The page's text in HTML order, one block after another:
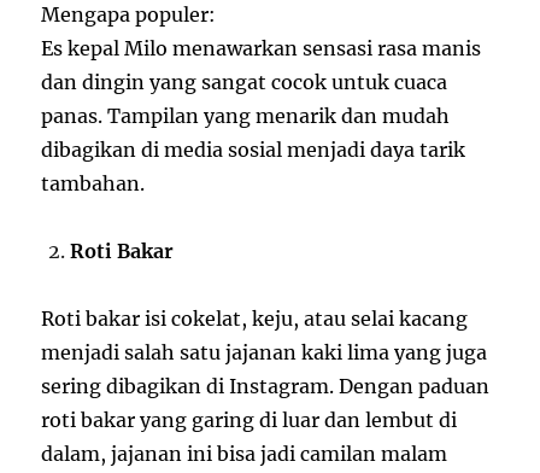
Mengapa populer:
Es kepal Milo menawarkan sensasi rasa manis
dan dingin yang sangat cocok untuk cuaca
panas. Tampilan yang menarik dan mudah
dibagikan di media sosial menjadi daya tarik
tambahan.
Roti Bakar
Roti bakar isi cokelat, keju, atau selai kacang
menjadi salah satu jajanan kaki lima yang juga
sering dibagikan di Instagram. Dengan paduan
roti bakar yang garing di luar dan lembut di
dalam, jajanan ini bisa jadi camilan malam